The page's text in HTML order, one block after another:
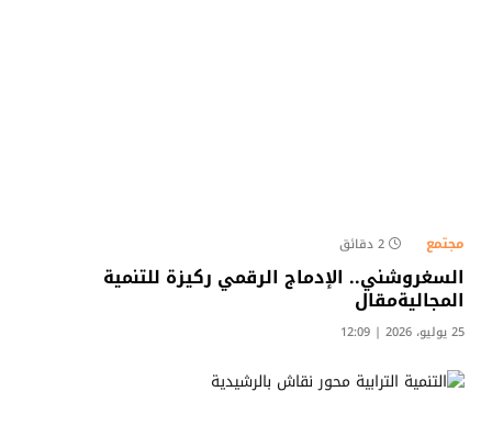
مجتمع 2 دقائق
السغروشني.. الإدماج الرقمي ركيزة للتنمية
المجاليةمقال
25 يوليو، 2026 | 12:09